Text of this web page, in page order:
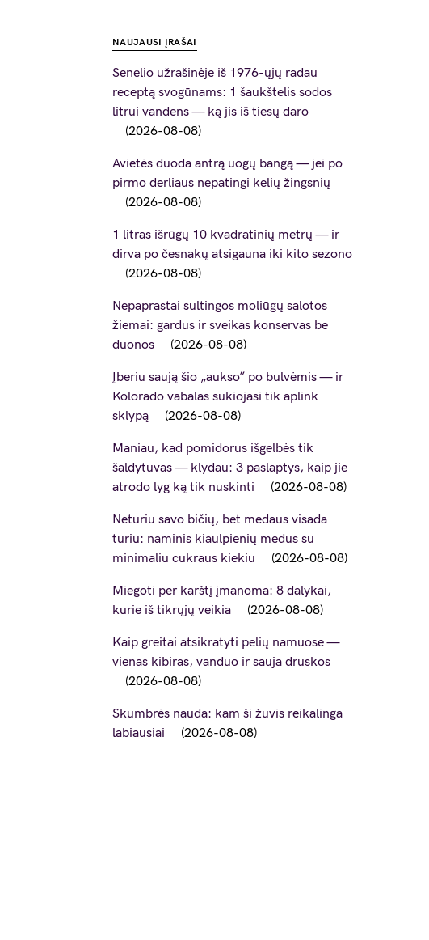
NAUJAUSI ĮRAŠAI
Senelio užrašinėje iš 1976-ųjų radau
receptą svogūnams: 1 šaukštelis sodos
litrui vandens — ką jis iš tiesų daro
2026-08-08
Avietės duoda antrą uogų bangą — jei po
pirmo derliaus nepatingi kelių žingsnių
2026-08-08
1 litras išrūgų 10 kvadratinių metrų — ir
dirva po česnakų atsigauna iki kito sezono
2026-08-08
Nepaprastai sultingos moliūgų salotos
žiemai: gardus ir sveikas konservas be
duonos
2026-08-08
Įberiu saują šio „aukso” po bulvėmis — ir
Kolorado vabalas sukiojasi tik aplink
sklypą
2026-08-08
Maniau, kad pomidorus išgelbės tik
šaldytuvas — klydau: 3 paslaptys, kaip jie
atrodo lyg ką tik nuskinti
2026-08-08
Neturiu savo bičių, bet medaus visada
turiu: naminis kiaulpienių medus su
minimaliu cukraus kiekiu
2026-08-08
Miegoti per karštį įmanoma: 8 dalykai,
kurie iš tikrųjų veikia
2026-08-08
Kaip greitai atsikratyti pelių namuose —
vienas kibiras, vanduo ir sauja druskos
2026-08-08
Skumbrės nauda: kam ši žuvis reikalinga
labiausiai
2026-08-08